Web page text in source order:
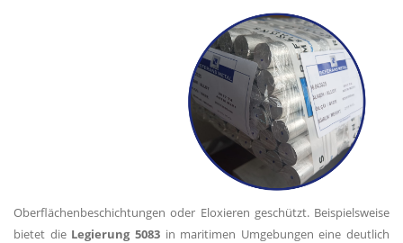
Oberflächenbeschichtungen oder Eloxieren geschützt. Beispielsweise
bietet die Legierung 5083in maritimen Umgebungen eine deutlich